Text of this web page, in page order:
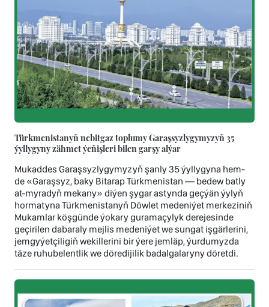
Türkmenistanyň nebitgaz toplumy Garaşsyzlygymyzyň 35
ýyllygyny zähmet ýeňişleri bilen garşy alýar
Mukaddes Garaşsyzlygymyzyň şanly 35 ýyllygyna hem-
de «Garaşsyz, baky Bitarap Türkmenistan — bedew batly
at-myradyň mekany» diýen şygar astynda geçýän ýylyň
hormatyna Türkmenistanyň Döwlet medeniýet merkeziniň
Mukamlar köşgünde ýokary guramaçylyk derejesinde
geçirilen dabaraly mejlis medeniýet we sungat işgärlerini,
jemgyýetçiligiň wekillerini bir ýere jemläp, ýurdumyzda
täze ruhubelentlik we döredijilik badalgalaryny döretdi.